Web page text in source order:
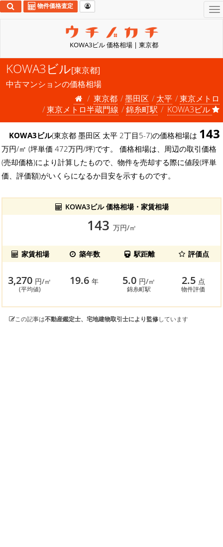
KOWA3ビル 価格相場 | 東京都
物件価格査定
KOWA3ビル[東京都]
中古マンションの価格相場
東京都
墨田区 太平
東京メトロ
東京メトロ半蔵門線
錦糸町駅 KOWA3ビル
KOWA3ビル(東京都 墨田区 太平 2丁目5-7)の価格相場は 143
万円/㎡ (坪単価 472万円/坪)です。 価格相場は、周辺の取引価格
(売却価格)により計算したもので、物件を売却する際に値段(坪単
価、評価額)がいくらになるか目安を示すものです。
KOWA3ビル 価格相場・家賃相場
143 万円/㎡
家賃相場 築年数 駅距離 評価点
3,270 円/㎡
(平均値)
19.6年 5.0 円/㎡
錦糸町駅
2.5 点
物件評価
この記事は不動産鑑定士、宅地建物取引士により監修しています